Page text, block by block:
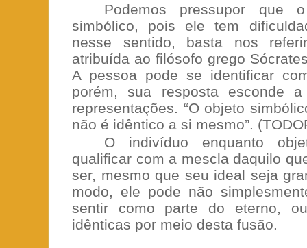
Podemos pressupor que
simbólico, pois ele tem
nesse sentido, basta nos
atribuída ao filósofo grego
A pessoa pode se identificar
porém, sua resposta esconde
representações. “O objeto
não é idêntico a si mesmo”.
O indivíduo enquanto
qualificar com a mescla daquilo
ser, mesmo que seu ideal seja
modo, ele pode não
sentir como parte do eterno,
idênticas por meio desta fusão.